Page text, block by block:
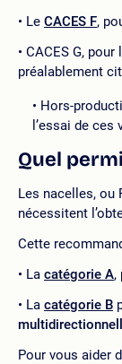
Le CACES F,
CACES G,
préalablement
Hors-
l’essai de ces
Quel
Les nacelles, ou
nécessitent
Cette
La catégorie A,
La catégorie B
Pour vous aider